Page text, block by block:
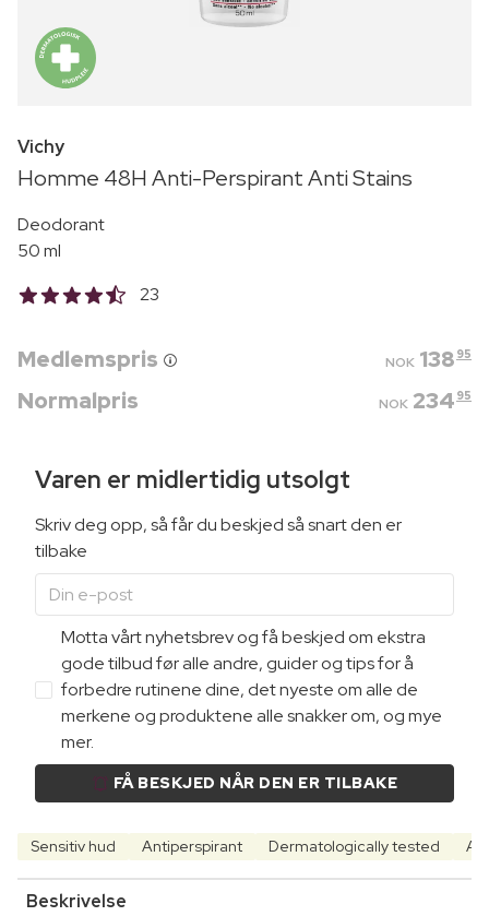
Vichy
Homme 48H Anti-Perspirant Anti Stains
Deodorant
50 ml
23
Medlemspris NOK 138 95
Normalpris NOK 234 95
Varen er midlertidig utsolgt
Skriv deg opp, så får du beskjed så snart den er
tilbake
Motta vårt nyhetsbrev og få beskjed om ekstra
gode tilbud før alle andre, guider og tips for å
forbedre rutinene dine, det nyeste om alle de
merkene og produktene alle snakker om, og mye
mer.
FÅ BESKJED NÅR DEN ER TILBAKE
Sensitiv hud Antiperspirant Dermatologically tested
Beskrivelse